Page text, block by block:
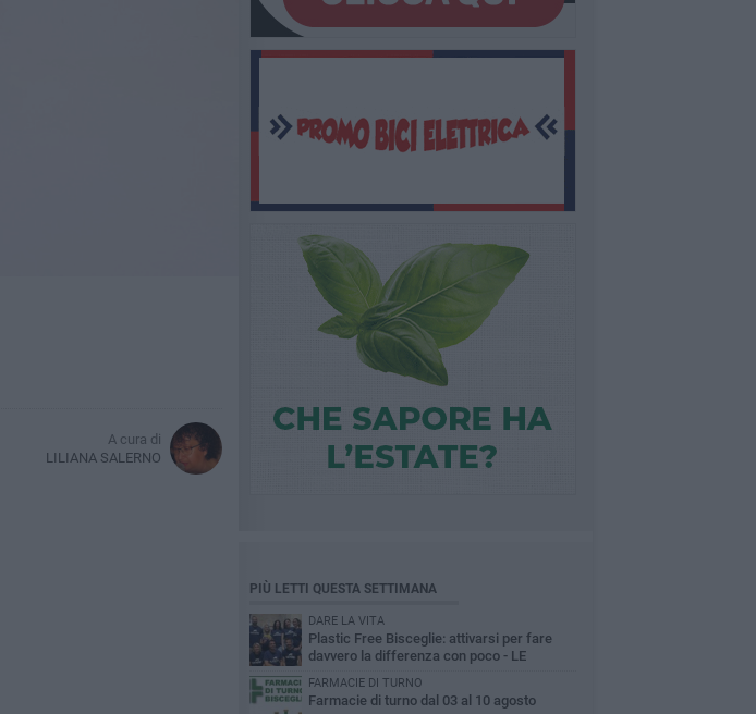
A cura di
LILIANA SALERNO
PIÙ LETTI QUESTA SETTIMANA
DARE LA VITA
Plastic Free Bisceglie: attivarsi per fare
davvero la differenza con poco - LE
FARMACIE DI TURNO
Farmacie di turno dal 03 al 10 agosto